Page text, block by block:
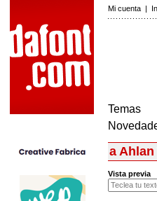
Mi cuenta |
Temas
a Ahlan
Vista previa